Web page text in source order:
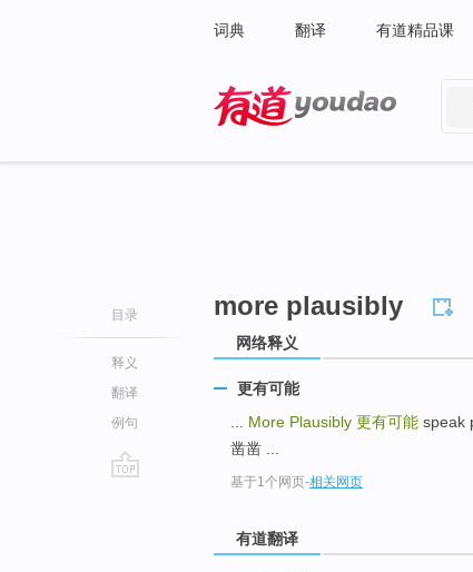
词典 翻译 有道精品课
目录
释义
翻译
例句
more plausibly
网络释义
更有可能
More Plausibly 更有可能 speak
凿凿 ...
基于1个网页-相关网页
有道翻译